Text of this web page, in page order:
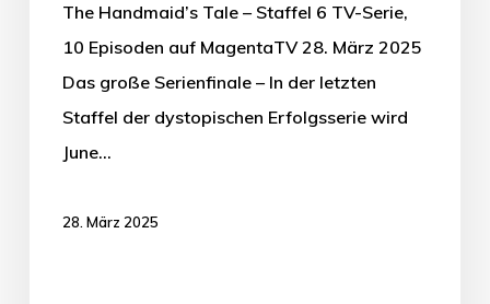
The Handmaid’s Tale – Staffel 6 TV-Serie,
10 Episoden auf MagentaTV 28. März 2025
Das große Serienfinale – In der letzten
Staffel der dystopischen Erfolgsserie wird
June…
28. März 2025